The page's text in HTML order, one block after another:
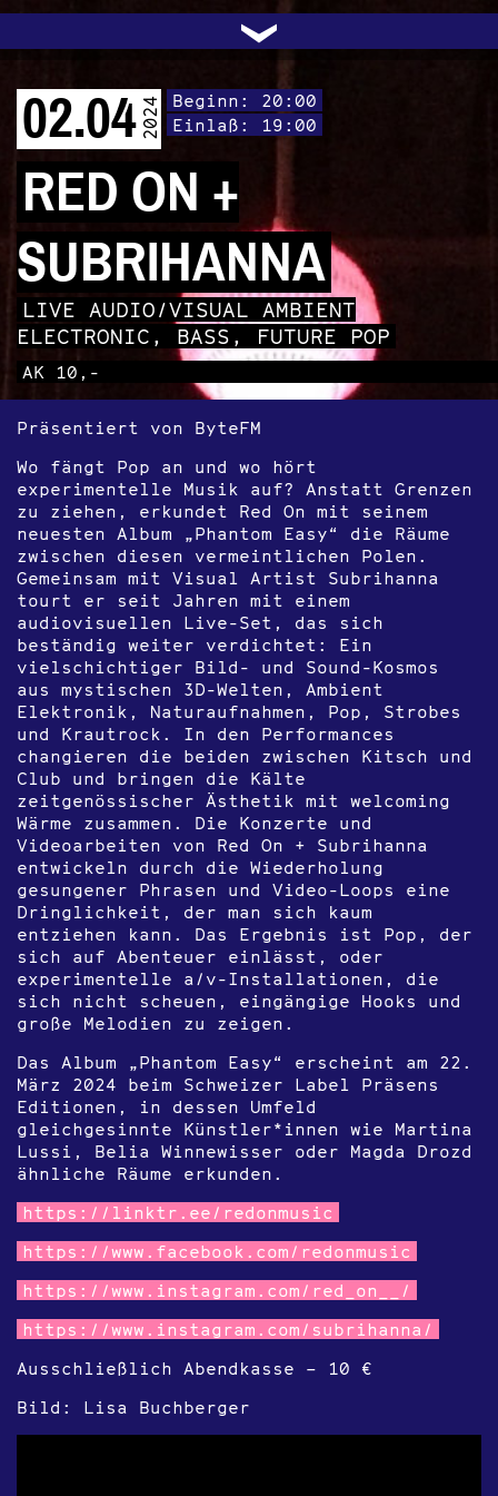
PROGRAMM
ARCHIV
AUDIO|VIDEO
LICHTBLICKE
TRANSIT
OFFENE TÜR
FACEBOOK
INSTAGRAM
KONTAKT
TRAFO
UNTERSTÜTZEN
POLITIK
›
RED ON +
SUBRIHANNA
LIVE AUDIO/VISUAL AMBIENT
ELECTRONIC, BASS, FUTURE POP
AK 10,-
Beginn: 20:00
Einlaß: 19:00
02.042024
Präsentiert von ByteFM
Wo fängt Pop an und wo hört
experimentelle Musik auf? Anstatt Grenzen
zu ziehen, erkundet Red On mit seinem
neuesten Album „Phantom Easy“ die Räume
zwischen diesen vermeintlichen Polen.
Gemeinsam mit Visual Artist Subrihanna
tourt er seit Jahren mit einem
audiovisuellen Live-Set, das sich
beständig weiter verdichtet: Ein
vielschichtiger Bild- und Sound-Kosmos
aus mystischen 3D-Welten, Ambient
Elektronik, Naturaufnahmen, Pop, Strobes
und Krautrock. In den Performances
changieren die beiden zwischen Kitsch und
Club und bringen die Kälte
zeitgenössischer Ästhetik mit welcoming
Wärme zusammen. Die Konzerte und
Videoarbeiten von Red On + Subrihanna
entwickeln durch die Wiederholung
gesungener Phrasen und Video-Loops eine
Dringlichkeit, der man sich kaum
entziehen kann. Das Ergebnis ist Pop, der
sich auf Abenteuer einlässt, oder
experimentelle a/v-Installationen, die
sich nicht scheuen, eingängige Hooks und
große Melodien zu zeigen.
Das Album „Phantom Easy“ erscheint am 22.
März 2024 beim Schweizer Label Präsens
Editionen, in dessen Umfeld
gleichgesinnte Künstler*innen wie Martina
Lussi, Belia Winnewisser oder Magda Drozd
ähnliche Räume erkunden.
https://linktr.ee/redonmusic
https://www.facebook.com/redonmusic
https://www.instagram.com/red_on__/
https://www.instagram.com/subrihanna/
Ausschließlich Abendkasse – 10 €
Bild: Lisa Buchberger